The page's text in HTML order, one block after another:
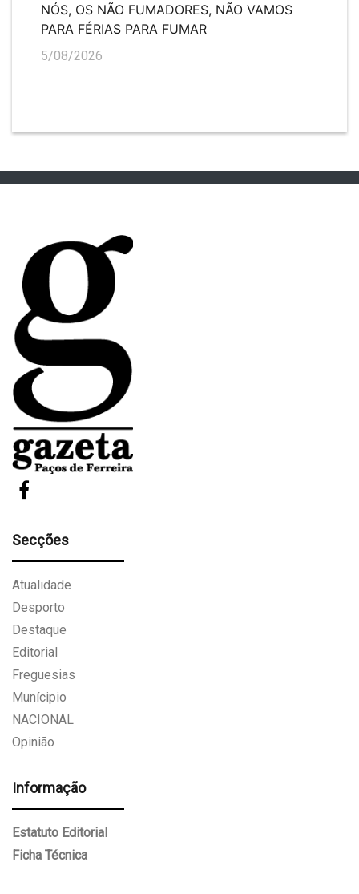
NÓS, OS NÃO FUMADORES, NÃO VAMOS
PARA FÉRIAS PARA FUMAR
5/08/2026
Secções
Atualidade
Desporto
Destaque
Editorial
Freguesias
Munícipio
NACIONAL
Opinião
Informação
Estatuto Editorial
Ficha Técnica